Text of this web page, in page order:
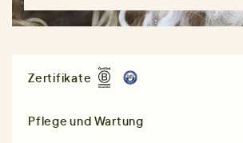
Zertifikate
Pflege und Wartung